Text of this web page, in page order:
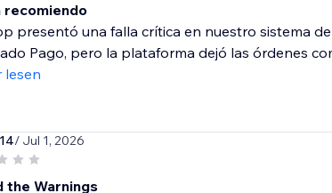
recomiendo
presentó una falla crítica en nuestro sistema
Pago, pero la plataforma dejó las órdenes
lesen
/ Jul 1, 2026
the Warnings